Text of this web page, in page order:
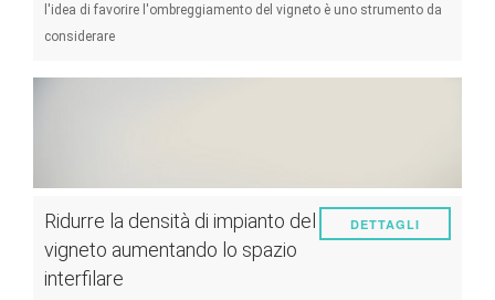
l'idea di favorire l'ombreggiamento del vigneto è uno strumento da
considerare
Ridurre la densità di impianto del
vigneto aumentando lo spazio
interfilare
DETTAGLI